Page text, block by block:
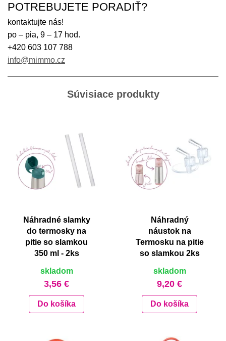
POTREBUJETE PORADIŤ?
kontaktujte nás!
po – pia, 9 – 17 hod.
+420 603 107 788
info@mimmo.cz
Súvisiace produkty
Náhradné slamky
do termosky na
pitie so slamkou
350 ml - 2ks
skladom
3,56 €
Do košíka
Náhradný
náustok na
Termosku na pitie
so slamkou 2ks
skladom
9,20 €
Do košíka